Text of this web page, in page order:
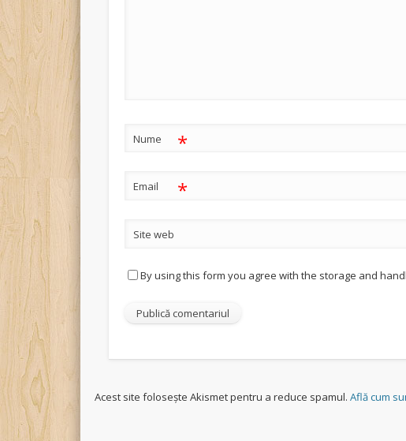
Nume *
Email *
Site web
By using this form you agree with the storage and
Acest site folosește Akismet pentru a reduce spamul.Află cum